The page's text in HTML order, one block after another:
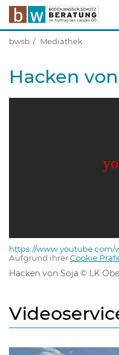
bwsb Mediathek
Hacken
https://www.youtube.com/
Aufgrund ihrerCookie
Hacken von Soja © LK